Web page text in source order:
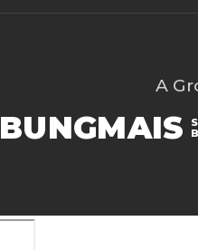
A
BUNGMAIS